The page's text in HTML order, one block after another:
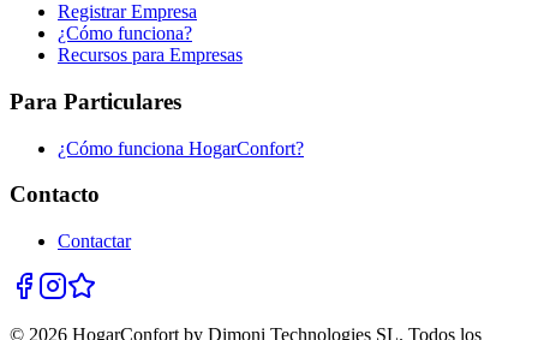
Registrar Empresa
¿Cómo funciona?
Recursos para Empresas
Para Particulares
¿Cómo funciona HogarConfort?
Contacto
Contactar
© 2026 HogarConfort by Dimoni Technologies SL. Todos los